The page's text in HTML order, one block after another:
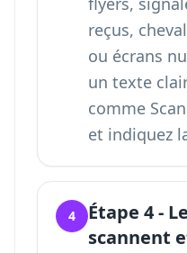
reçus,
ou écrans
un texte
comme
et indiquez
4
Étape 4 -
scannent